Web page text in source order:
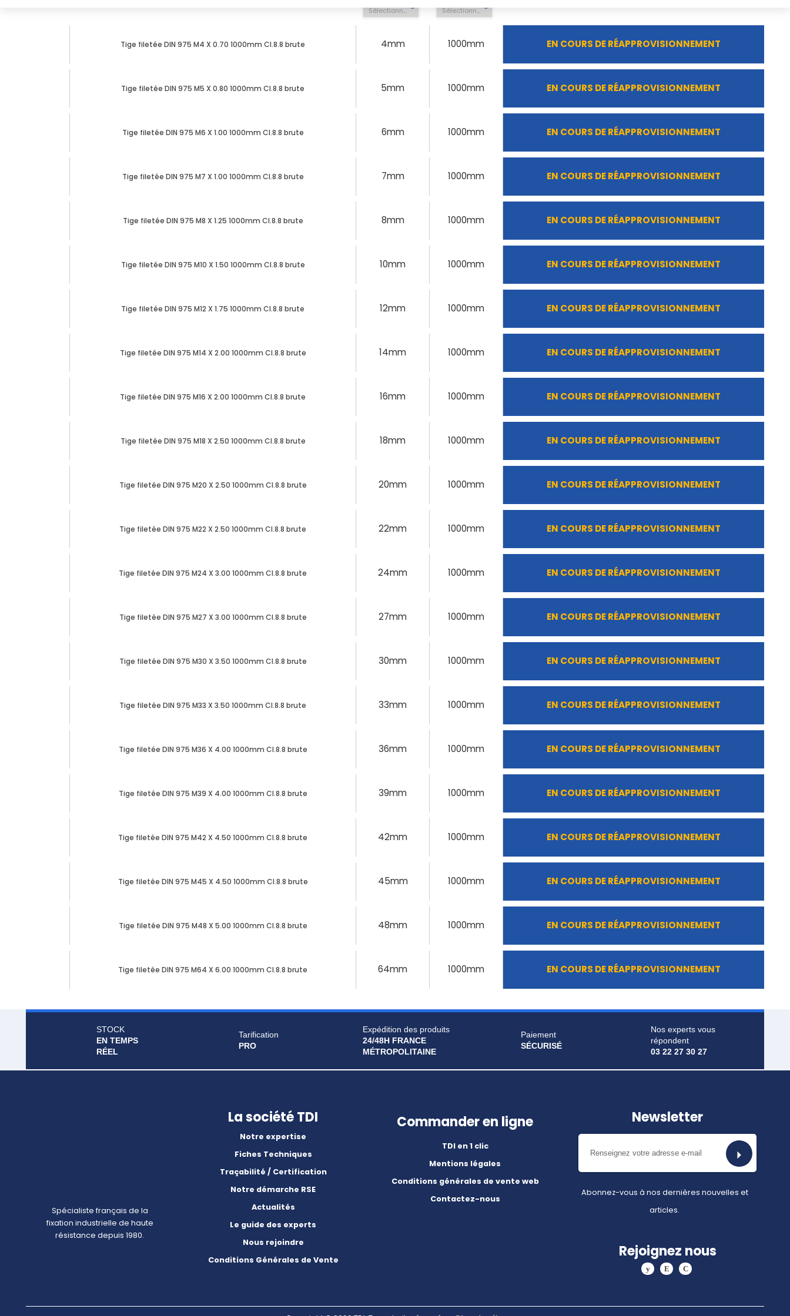
Documentations
compte
Sélectionner une option Sélectionner une option
Tige filetée DIN 975 M4 X 0.70 1000mm Cl.8.8 brute 4mm 1000mm EN COURS DE RÉAPPROVISIONNEMENT
Tige filetée DIN 975 M5 X 0.80 1000mm Cl.8.8 brute 5mm 1000mm EN COURS DE RÉAPPROVISIONNEMENT
Tige filetée DIN 975 M6 X 1.00 1000mm Cl.8.8 brute 6mm 1000mm EN COURS DE RÉAPPROVISIONNEMENT
Tige filetée DIN 975 M7 X 1.00 1000mm Cl.8.8 brute 7mm 1000mm EN COURS DE RÉAPPROVISIONNEMENT
Tige filetée DIN 975 M8 X 1.25 1000mm Cl.8.8 brute 8mm 1000mm EN COURS DE RÉAPPROVISIONNEMENT
Tige filetée DIN 975 M10 X 1.50 1000mm Cl.8.8 brute 10mm 1000mm EN COURS DE RÉAPPROVISIONNEMENT
Tige filetée DIN 975 M12 X 1.75 1000mm Cl.8.8 brute 12mm 1000mm EN COURS DE RÉAPPROVISIONNEMENT
Tige filetée DIN 975 M14 X 2.00 1000mm Cl.8.8 brute 14mm 1000mm EN COURS DE RÉAPPROVISIONNEMENT
Tige filetée DIN 975 M16 X 2.00 1000mm Cl.8.8 brute 16mm 1000mm EN COURS DE RÉAPPROVISIONNEMENT
Tige filetée DIN 975 M18 X 2.50 1000mm Cl.8.8 brute 18mm 1000mm EN COURS DE RÉAPPROVISIONNEMENT
Tige filetée DIN 975 M20 X 2.50 1000mm Cl.8.8 brute 20mm 1000mm EN COURS DE RÉAPPROVISIONNEMENT
Tige filetée DIN 975 M22 X 2.50 1000mm Cl.8.8 brute 22mm 1000mm EN COURS DE RÉAPPROVISIONNEMENT
Tige filetée DIN 975 M24 X 3.00 1000mm Cl.8.8 brute 24mm 1000mm EN COURS DE RÉAPPROVISIONNEMENT
Tige filetée DIN 975 M27 X 3.00 1000mm Cl.8.8 brute 27mm 1000mm EN COURS DE RÉAPPROVISIONNEMENT
Tige filetée DIN 975 M30 X 3.50 1000mm Cl.8.8 brute 30mm 1000mm EN COURS DE RÉAPPROVISIONNEMENT
Tige filetée DIN 975 M33 X 3.50 1000mm Cl.8.8 brute 33mm 1000mm EN COURS DE RÉAPPROVISIONNEMENT
Tige filetée DIN 975 M36 X 4.00 1000mm Cl.8.8 brute 36mm 1000mm EN COURS DE RÉAPPROVISIONNEMENT
Tige filetée DIN 975 M39 X 4.00 1000mm Cl.8.8 brute 39mm 1000mm EN COURS DE RÉAPPROVISIONNEMENT
Tige filetée DIN 975 M42 X 4.50 1000mm Cl.8.8 brute 42mm 1000mm EN COURS DE RÉAPPROVISIONNEMENT
Tige filetée DIN 975 M45 X 4.50 1000mm Cl.8.8 brute 45mm 1000mm EN COURS DE RÉAPPROVISIONNEMENT
Tige filetée DIN 975 M48 X 5.00 1000mm Cl.8.8 brute 48mm 1000mm EN COURS DE RÉAPPROVISIONNEMENT
Tige filetée DIN 975 M64 X 6.00 1000mm Cl.8.8 brute 64mm 1000mm EN COURS DE RÉAPPROVISIONNEMENT
STOCK
EN TEMPS
RÉEL
Tarification
PRO
Expédition des produits
24/48H FRANCE
MÉTROPOLITAINE
Paiement
SÉCURISÉ
Nos experts vous
répondent
03 22 27 30 27
Spécialiste français de la
fixation industrielle de haute
résistance depuis 1980.
La société TDI
Notre expertise
Fiches Techniques
Traçabilité / Certification
Notre démarche RSE
Actualités
Le guide des experts
Nous rejoindre
Conditions Générales de Vente
Commander en ligne
TDI en 1 clic
Mentions légales
Conditions générales de vente web
Contactez-nous
Newsletter
Abonnez-vous à nos dernières nouvelles et
articles.
Rejoignez nous